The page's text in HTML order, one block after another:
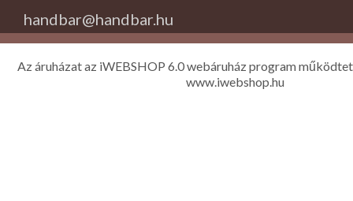
handbar@handbar.hu
Az áruházat az iWEBSHOP 6.0 webáruház program
www.iwebshop.hu